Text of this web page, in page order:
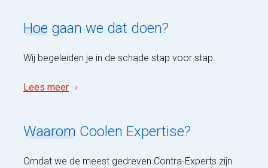
Hoe gaan we dat doen?
Wij begeleiden je in de schade stap voor stap.
Lees meer
Waarom Coolen Expertise?
Omdat we de meest gedreven Contra-Experts zijn.